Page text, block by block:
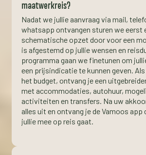
maatwerkreis?
Nadat we jullie aanvraag via mail,
whatsapp ontvangen sturen we eerst
schematische opzet door voor een
is afgestemd op jullie wensen en
programma gaan we finetunen om
een prijsindicatie te kunnen geven.
het budget, ontvang je een
met accommodaties, autohuur,
activiteiten en transfers. Na uw
alles uit en ontvang je de Vamoos app
jullie mee op reis gaat.